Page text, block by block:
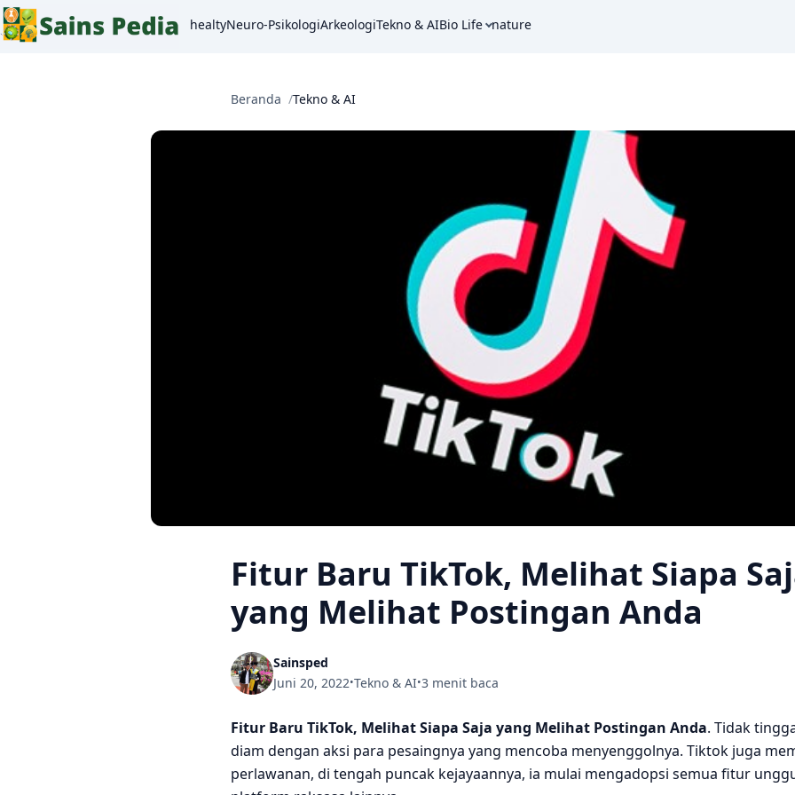
healtyNeuro-PsikologiArkeologiTekno & AIBio Life nature
Beranda Tekno & AI
Fitur Baru TikTok, Melihat Siapa
yang Melihat Postingan Anda
Sainsped
Juni 20, 2022•Tekno & AI•3 menit baca
Fitur Baru TikTok, Melihat Siapa Saja yang Melihat Postingan Anda. Tidak
diam dengan aksi para pesaingnya yang mencoba menyenggolnya. Tiktok juga
perlawanan, di tengah puncak kejayaannya, ia mulai mengadopsi semua fitur